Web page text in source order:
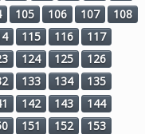
105 106 107
108
115 116
117
124 125
126
133 134
135
142 143
144
151 152
153